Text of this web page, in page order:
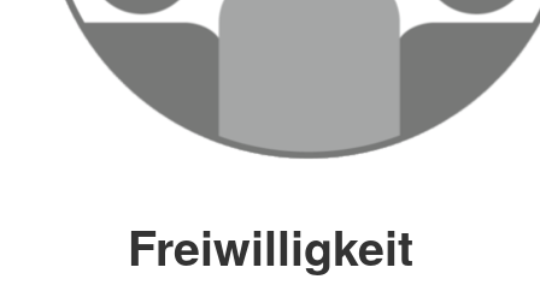
Freiwilligkeit